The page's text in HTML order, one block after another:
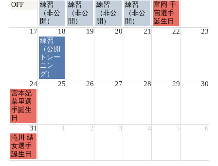
月
8
OFF
火
曜
日,
8
月
11th
2026
練習
（非公
開）
水
曜
日,
8
練習
（非公
開）
木
曜
日,
8
練習
（非公
開）
金
曜
日,
8
練習
（非公
開）
土
曜
日,
8
富岡 千
宙選手
誕生日
17 18 19 20 21 22 23
火
曜
日,
8
月
18th
練習
（公開
トレー
ニン
グ）
24 25 26 27 28 29 30
月
曜
日,
8
月
24th
2026
宮本妃
菜里選
手誕生
日
31 1 2 3 4 5 6
月
曜
日,
8
滝川 結
女選手
誕生日